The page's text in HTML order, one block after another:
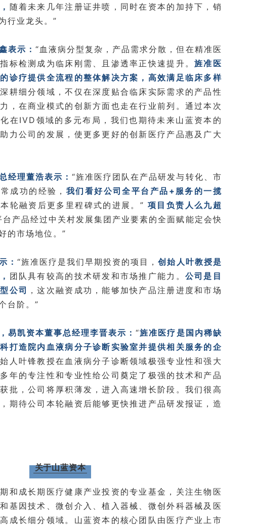
随着未来几年注册证井喷，同时在资本的加持下，销
行业龙头。”
表示： “血液病分型复杂，产品需求分散，但在精准医
标检测成为临床刚需、且渗透率正快速提升。旌准医
诊疗提供全流程的整体解决方案，高效满足临床多样
耕细分领域，不仅在深度贴合临床实际需求的产品性
，在商业模式的创新方面也走在行业前列。通过本次
在IVD领域的多元布局，我们也期待未来山蓝资本的
力公司的发展，使更多更好的创新医疗产品惠及广大
经理董浩表示：“旌准医疗团队在产品研发与转化、市
成功的经验， 我们看好公司全平台产品+服务的一揽
轮融资后更多里程碑式的进展。”项目负责人么九超
台产品经过中关村发展集团产业要素的全面赋能定会快
的市场地位。”
： “旌准医疗是我们早期投资的项目，创始人叶教授是
团队具有较高的技术研发和市场推广能力。 公司是目
公司
，这次融资成功，能够加快产品注册进度和市场
台阶。”
易凯资本董事总经理李晋表示：“旌准医疗是国内稀缺
打造院内血液病分子诊断实验室并提供相关服务的企
人叶锋教授在血液病分子诊断领域极强专业性和强大
年的专注性和专业性给公司奠定了极强的技术和产品
批，公司将厚积薄发，进入高速增长阶段。我们很高
期待公司本轮融资后能够更快推进产品研发报证，造
关于山蓝资本
和成长期医疗健康产业投资的专业基金，关注生物医
基因技术、微创介入、植入器械、微创外科器械及医
成长细分领域。山蓝资本的核心团队由医疗产业上市